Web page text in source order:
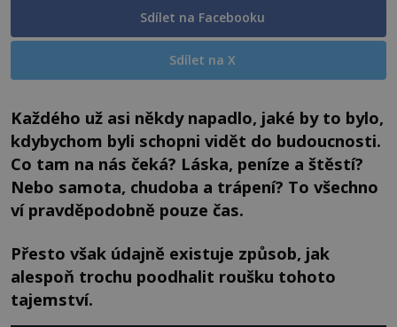
Sdílet na Facebooku
Sdílet na X
Každého už asi někdy napadlo, jaké by to bylo,
kdybychom byli schopni vidět do budoucnosti.
Co tam na nás čeká? Láska, peníze a štěstí?
Nebo samota, chudoba a trápení? To všechno
ví pravděpodobně pouze čas.
Přesto však údajně existuje způsob, jak
alespoň trochu poodhalit roušku tohoto
tajemství.